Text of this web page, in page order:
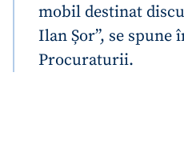
mobil destinat
Ilan Șor”, se spune
Procuraturii.